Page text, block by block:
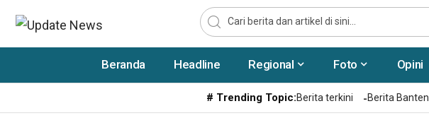
Beranda Headline Regional Foto Opini
# Trending Topic:Berita terkini Berita Banten